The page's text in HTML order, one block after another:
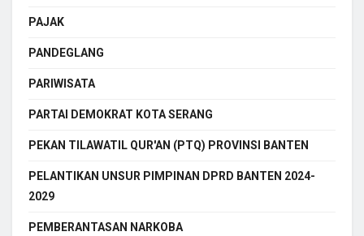
PAJAK
PANDEGLANG
PARIWISATA
PARTAI DEMOKRAT KOTA SERANG
PEKAN TILAWATIL QUR'AN (PTQ) PROVINSI BANTEN
PELANTIKAN UNSUR PIMPINAN DPRD BANTEN 2024-
2029
PEMBERANTASAN NARKOBA